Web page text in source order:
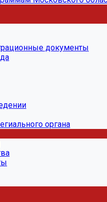
документы
органа